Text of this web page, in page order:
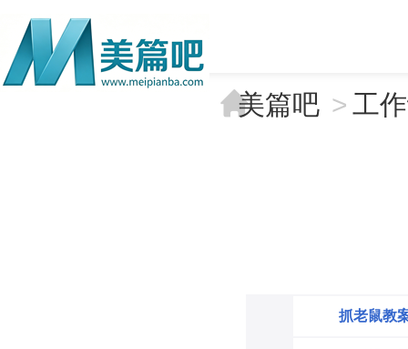
美篇吧 > 工
抓老鼠教